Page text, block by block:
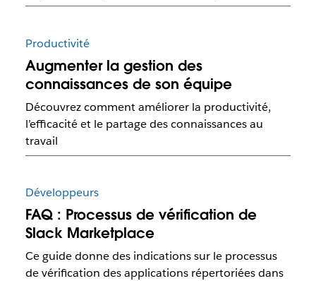
Productivité
Augmenter la gestion des
connaissances de son équipe
Découvrez comment améliorer la productivité,
l’efficacité et le partage des connaissances au
travail
Développeurs
FAQ : Processus de vérification de
Slack Marketplace
Ce guide donne des indications sur le processus
de vérification des applications répertoriées dans